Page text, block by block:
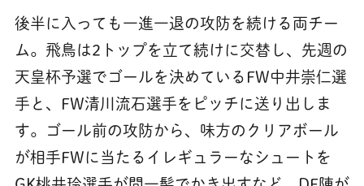
後半に入っても一進一退の攻防を続ける両チー
ム。飛鳥は2トップを立て続けに交替し、先週の
天皇杯予選でゴールを決めているFW中井崇仁選
手と、FW清川流石選手をピッチに送り出しま
す。ゴール前の攻防から、味方のクリアボール
が相手FWに当たるイレギュラーなシュートを